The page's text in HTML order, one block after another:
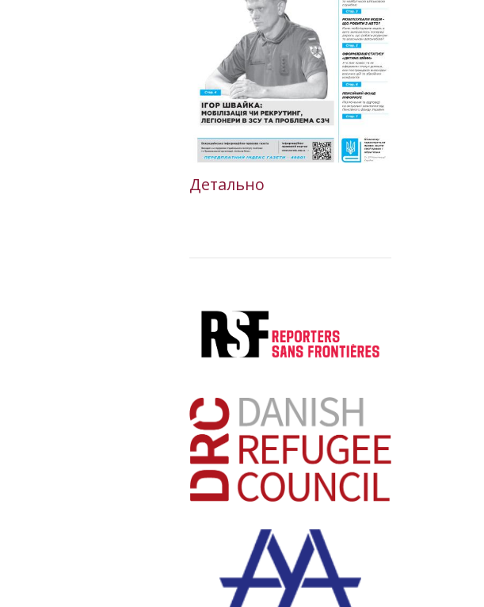
Детально